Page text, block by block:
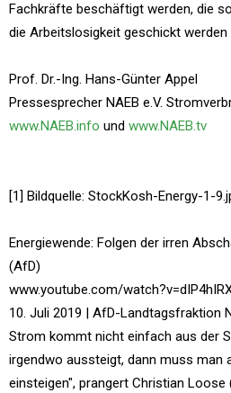
Fachkräfte beschäftigt werden, die
die Arbeitslosigkeit geschickt werden
Prof. Dr.-Ing. Hans-Günter Appel
Pressesprecher NAEB e.V.
www.NAEB.info und www.NAEB.tv
[1] Bildquelle: StockKosh-Energy-1-
Energiewende: Folgen der irren
(AfD)
www.youtube.com/
10. Juli 2019 | AfD-Landtagsfraktion
Strom kommt nicht einfach aus der
irgendwo aussteigt, dann muss man
einsteigen", prangert Christian